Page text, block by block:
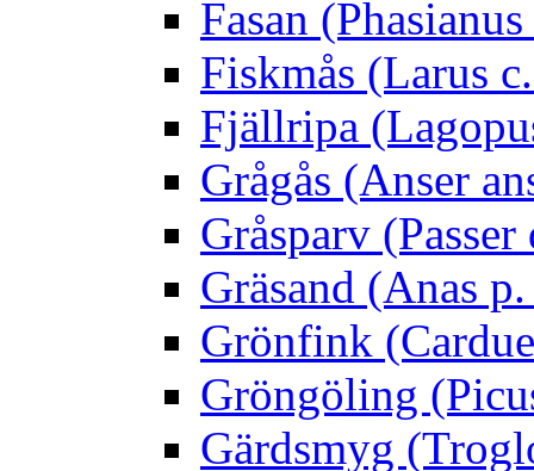
Fasan
Fiskmås (Larus
Fjällripa
Grågås (Anser
Gråsparv
Gräsand (Anas
Grönfink
Gröngöling
Gärdsmyg